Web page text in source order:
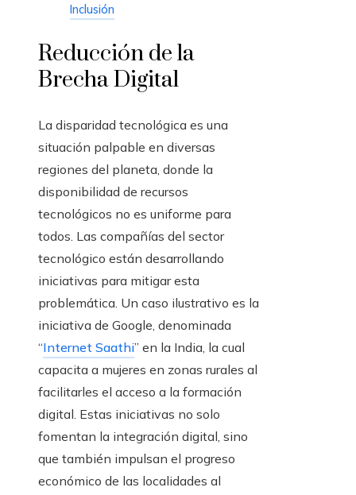
Inclusión
Reducción de la
Brecha Digital
La disparidad tecnológica es una
situación palpable en diversas
regiones del planeta, donde la
disponibilidad de recursos
tecnológicos no es uniforme para
todos. Las compañías del sector
tecnológico están desarrollando
iniciativas para mitigar esta
problemática. Un caso ilustrativo es la
iniciativa de Google, denominada
“Internet Saathi” en la India, la cual
capacita a mujeres en zonas rurales al
facilitarles el acceso a la formación
digital. Estas iniciativas no solo
fomentan la integración digital, sino
que también impulsan el progreso
económico de las localidades al